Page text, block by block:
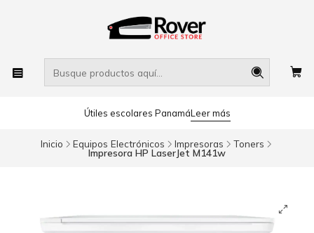
Útiles escolares PanamáLeer más
Inicio Equipos Electrónicos Impresoras Toners
Impresora HP LaserJet M141w